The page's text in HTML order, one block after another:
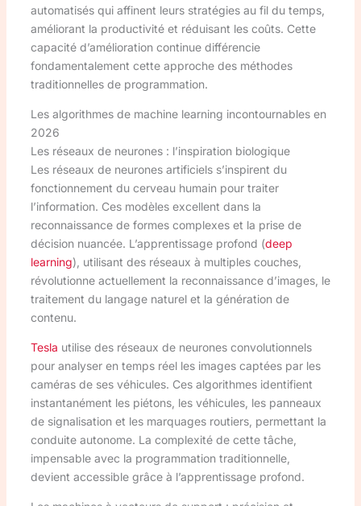
automatisés qui affinent leurs stratégies au fil du temps,
améliorant la productivité et réduisant les coûts. Cette
capacité d’amélioration continue différencie
fondamentalement cette approche des méthodes
traditionnelles de programmation.
Les algorithmes de machine learning incontournables en
2026
Les réseaux de neurones : l’inspiration biologique
Les réseaux de neurones artificiels s’inspirent du
fonctionnement du cerveau humain pour traiter
l’information. Ces modèles excellent dans la
reconnaissance de formes complexes et la prise de
décision nuancée. L’apprentissage profond (deep
learning), utilisant des réseaux à multiples couches,
révolutionne actuellement la reconnaissance d’images, le
traitement du langage naturel et la génération de
contenu.
Tesla utilise des réseaux de neurones convolutionnels
pour analyser en temps réel les images captées par les
caméras de ses véhicules. Ces algorithmes identifient
instantanément les piétons, les véhicules, les panneaux
de signalisation et les marquages routiers, permettant la
conduite autonome. La complexité de cette tâche,
impensable avec la programmation traditionnelle,
devient accessible grâce à l’apprentissage profond.